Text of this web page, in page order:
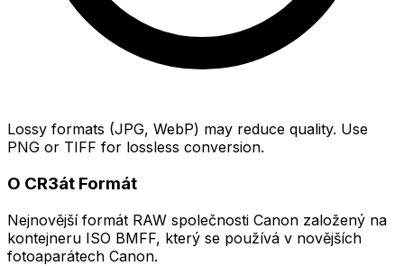
Lossy formats (JPG, WebP) may reduce quality. Use
PNG or TIFF for lossless conversion.
O CR3át Formát
Nejnovější formát RAW společnosti Canon založený na
kontejneru ISO BMFF, který se používá v novějších
fotoaparátech Canon.